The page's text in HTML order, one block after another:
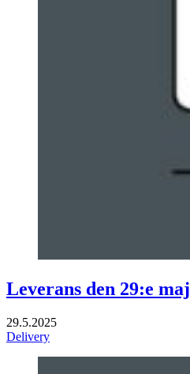
Leverans den 29:e maj
29.5.2025
Delivery